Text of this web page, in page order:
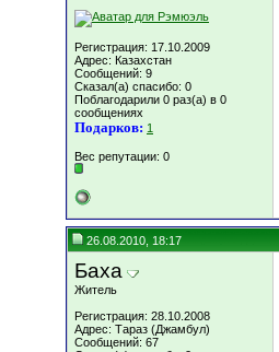
Регистрация: 17.10.2009
Адрес: Казахстан
Сообщений: 9
Сказал(а) спасибо: 0
Поблагодарили 0 раз(а) в 0
сообщениях
Подарков: 1
Вес репутации: 0
26.08.2010, 18:17
Баха
Житель
Регистрация: 28.10.2008
Адрес: Тараз (Джамбул)
Сообщений: 67